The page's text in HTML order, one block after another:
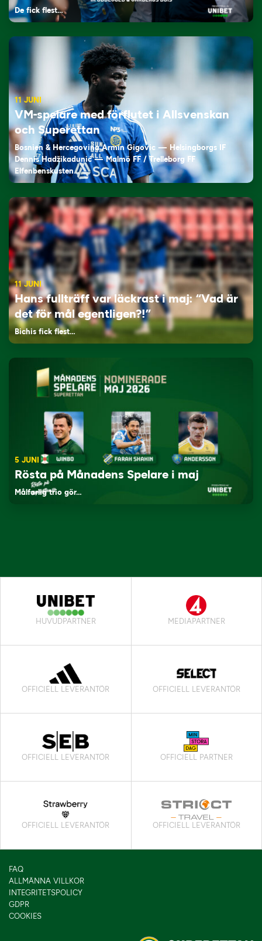
De fick flest…
11 JUNI
VM-spelare med förflutet i Allsvenskan
och Superettan
Bosnien & Hercegovina Armin Gigovic — Helsingborgs IF
Dennis Hadžikadunić — Malmö FF / Trelleborg FF
Elfenbenskusten…
11 JUNI
Hans fullträff var läckrast i maj: “Vad är
det för mål egentligen?!”
Bichis fick flest…
5 JUNI
Rösta på Månadens Spelare i maj
Målfarlig trio gör…
HUVUDPARTNER MEDIAPARTNER
OFFICIELL LEVERANTÖR OFFICIELL LEVERANTÖR
OFFICIELL LEVERANTÖR OFFICIELL PARTNER
OFFICIELL LEVERANTÖR OFFICIELL LEVERANTÖR
FAQ
ALLMÄNNA VILLKOR
INTEGRITETSPOLICY
GDPR
COOKIES